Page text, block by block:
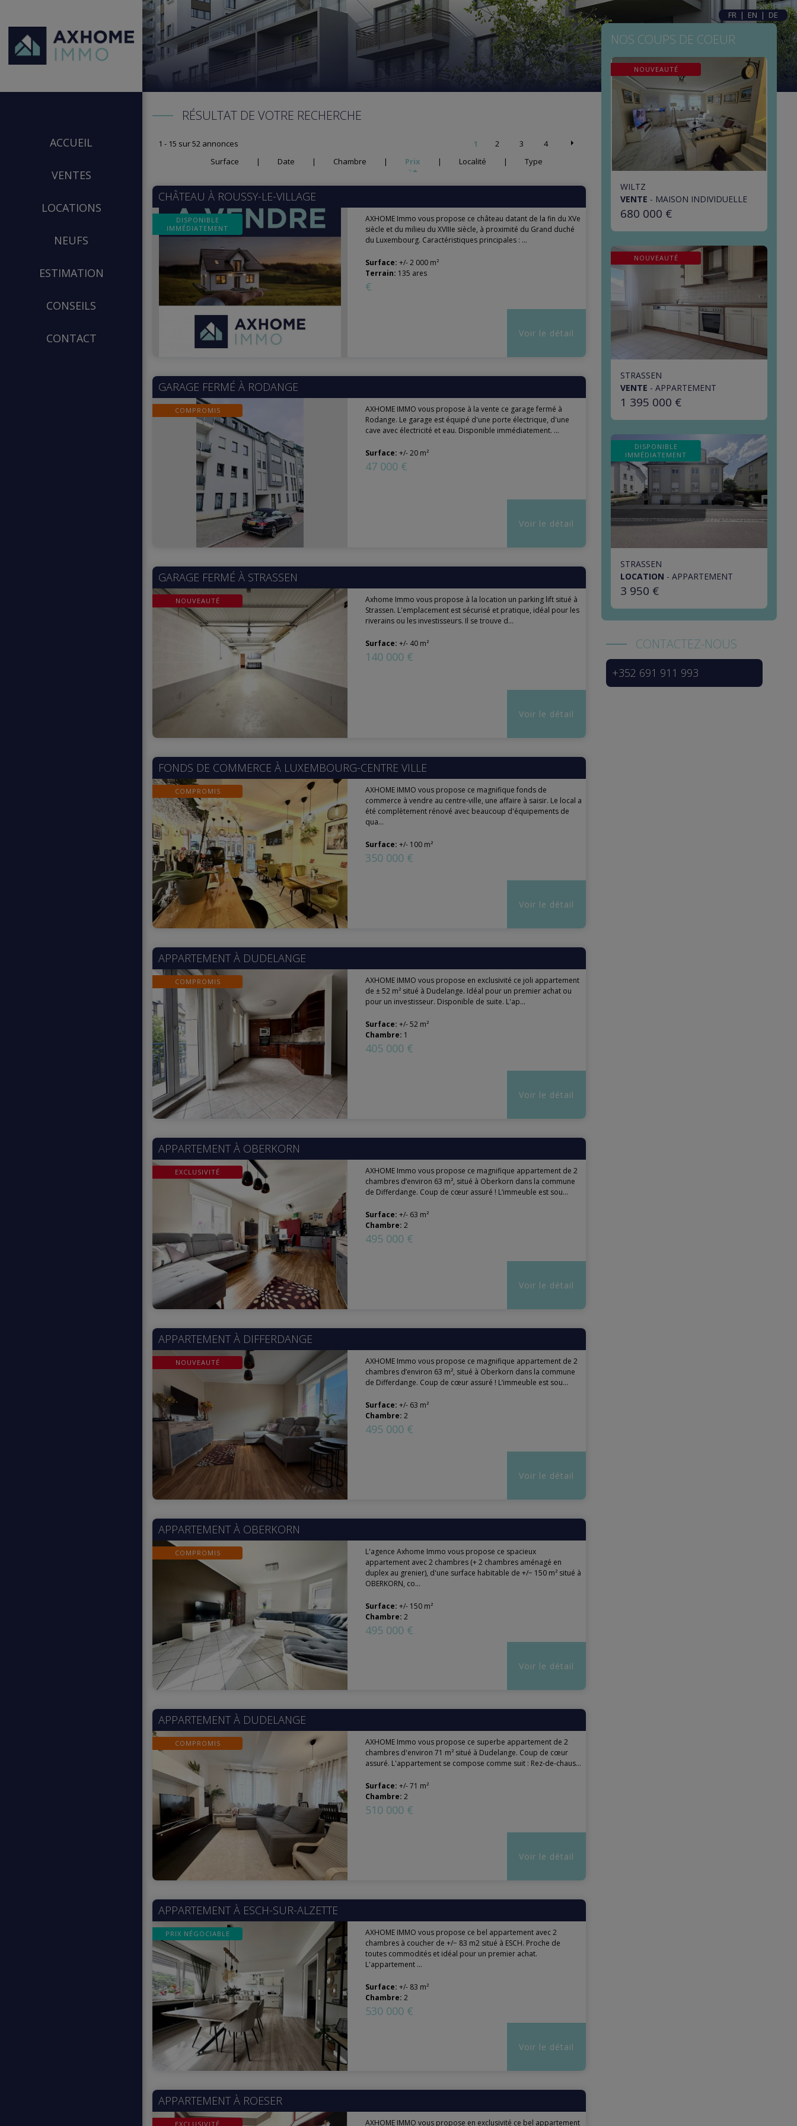
ACCUEIL
VENTES
LOCATIONS
NEUFS
ESTIMATION
CONSEILS
CONTACT
FR | EN | DE
RÉSULTAT DE VOTRE RECHERCHE
1 - 15 sur 52 annonces 1 2 3
4
Surface
| Date | Chambre | Prix | Localité | Type
CHÂTEAU À ROUSSY-LE-VILLAGE
DISPONIBLE
IMMÉDIATEMENT
AXHOME Immo vous propose ce château datant de la fin du XVe
siècle et du milieu du XVIIIe siècle, à proximité du Grand duché
du Luxembourg. Caractéristiques principales : ...
Surface: +/- 2 000 m²
Terrain: 135 ares
€
Voir le détail
GARAGE FERMÉ À RODANGE
COMPROMIS
AXHOME IMMO vous propose à la vente ce garage fermé à
Rodange. Le garage est équipé d'une porte électrique, d'une
cave avec électricité et eau. Disponible immédiatement. ...
Surface: +/- 20 m²
47 000 €
Voir le détail
GARAGE FERMÉ À STRASSEN
NOUVEAUTÉ
Axhome Immo vous propose à la location un parking lift situé à
Strassen. L'emplacement est sécurisé et pratique, idéal pour les
riverains ou les investisseurs. Il se trouve d...
Surface: +/- 40 m²
140 000 €
Voir le détail
FONDS DE COMMERCE À LUXEMBOURG-CENTRE VILLE
COMPROMIS
AXHOME IMMO vous propose ce magnifique fonds de
commerce à vendre au centre-ville, une affaire à saisir. Le local a
été complètement rénové avec beaucoup d'équipements de
qua...
Surface: +/- 100 m²
350 000 €
Voir le détail
APPARTEMENT À DUDELANGE
COMPROMIS
AXHOME IMMO vous propose en exclusivité ce joli appartement
de ± 52 m² situé à Dudelange. Idéal pour un premier achat ou
pour un investisseur. Disponible de suite. L'ap...
Surface: +/- 52 m²
Chambre: 1
405 000 €
Voir le détail
APPARTEMENT À OBERKORN
EXCLUSIVITÉ
AXHOME Immo vous propose ce magnifique appartement de 2
chambres d’environ 63 m², situé à Oberkorn dans la commune
de Differdange. Coup de cœur assuré ! L’immeuble est sou...
Surface: +/- 63 m²
Chambre: 2
495 000 €
Voir le détail
APPARTEMENT À DIFFERDANGE
NOUVEAUTÉ
AXHOME Immo vous propose ce magnifique appartement de 2
chambres d’environ 63 m², situé à Oberkorn dans la commune
de Differdange. Coup de cœur assuré ! L’immeuble est sou...
Surface: +/- 63 m²
Chambre: 2
495 000 €
Voir le détail
APPARTEMENT À OBERKORN
COMPROMIS
L'agence Axhome Immo vous propose ce spacieux
appartement avec 2 chambres (+ 2 chambres aménagé en
duplex au grenier), d'une surface habitable de +/− 150 m² situé à
OBERKORN, co...
Surface: +/- 150 m²
Chambre: 2
495 000 €
Voir le détail
APPARTEMENT À DUDELANGE
COMPROMIS
AXHOME Immo vous propose ce superbe appartement de 2
chambres d'environ 71 m² situé à Dudelange. Coup de cœur
assuré. L'appartement se compose comme suit : Rez-de-chaus...
Surface: +/- 71 m²
Chambre: 2
510 000 €
Voir le détail
APPARTEMENT À ESCH-SUR-ALZETTE
PRIX NÉGOCIABLE
AXHOME IMMO vous propose ce bel appartement avec 2
chambres à coucher de +/− 83 m2 situé à ESCH. Proche de
toutes commodités et idéal pour un premier achat.
L'appartement ...
Surface: +/- 83 m²
Chambre: 2
530 000 €
Voir le détail
APPARTEMENT À ROESER
EXCLUSIVITÉ AXHOME IMMO vous propose en exclusivité ce bel appartement
NOS COUPS DE COEUR
NOUVEAUTÉ
WILTZ
VENTE - MAISON INDIVIDUELLE
680 000 €
NOUVEAUTÉ
STRASSEN
VENTE - APPARTEMENT
1 395 000 €
DISPONIBLE
IMMÉDIATEMENT
STRASSEN
LOCATION - APPARTEMENT
3 950 €
CONTACTEZ-NOUS
+352 691 911 993